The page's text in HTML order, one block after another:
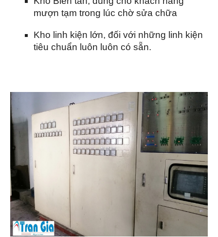
mượn tạm trong lúc chờ sửa chữa
Kho linh kiện lớn, đối với những linh kiện
tiêu chuẩn luôn luôn có sẵn.